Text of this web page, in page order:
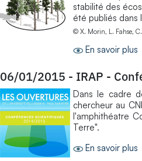
stabilité des
été publiés dans
© X. Morin, L. Fahse,
En savoir plus
06/01/2015 - IRAP -
Dans le cadre
chercheur au
l'amphithéatre
Terre".
En savoir plus